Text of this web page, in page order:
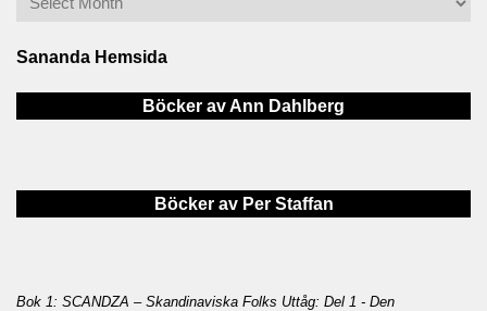
Sananda Hemsida
Böcker av Ann Dahlberg
Böcker av Per Staffan
Bok 1: SCANDZA – Skandinaviska Folks Uttåg: Del 1 - Den